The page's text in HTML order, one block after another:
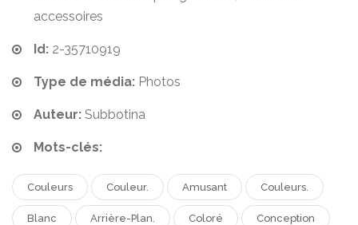
accessoires
Id: 2-35710919
Type de média: Photos
Auteur: Subbotina
Mots-clés:
Couleurs Couleur. Amusant Couleurs.
Blanc Arrière-Plan. Coloré Conception